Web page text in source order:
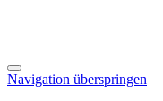
Navigation überspringen